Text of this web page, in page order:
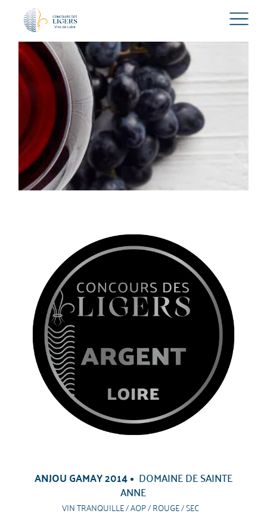
ANJOU GAMAY 2014 DOMAINE DE SAINTE
ANNE
VIN TRANQUILLE / AOP / ROUGE / SEC